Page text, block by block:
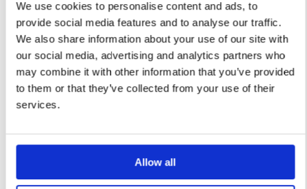
We use cookies to personalise content and ads, to
provide social media features and to analyse our traffic.
We also share information about your use of our site with
our social media, advertising and analytics partners who
may combine it with other information that you’ve provided
to them or that they’ve collected from your use of their
services.
Allow all